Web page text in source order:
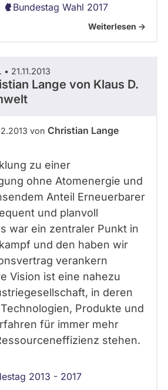
Bundestag Wahl 2017
Weiterlesen ->
21.11.2013
Lange von Klaus D.
von Christian Lange
zu einer
ohne Atomenergie und
Anteil Erneuerbarer
und planvoll
war ein zentraler Punkt in
und den haben wir
verankern
Vision ist eine nahezu
in deren
Produkte und
für immer mehr
stehen.
2013 - 2017